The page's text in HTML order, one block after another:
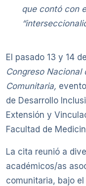
que contó con
El pasado 13 y 14
Congreso Nacional
Comunitaria,
de Desarrollo
Extensión y
Facultad de
La cita reunió a
académicos/as
comunitaria, bajo el